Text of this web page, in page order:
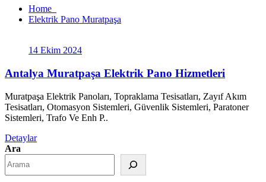
Home
Elektrik Pano Muratpaşa
14 Ekim 2024
Antalya Muratpaşa Elektrik Pano Hizmetleri
Muratpaşa Elektrik Panoları, Topraklama Tesisatları, Zayıf Akım
Tesisatları, Otomasyon Sistemleri, Güvenlik Sistemleri, Paratoner
Sistemleri, Trafo Ve Enh P..
Detaylar
Ara